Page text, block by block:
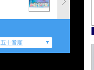
五十音順